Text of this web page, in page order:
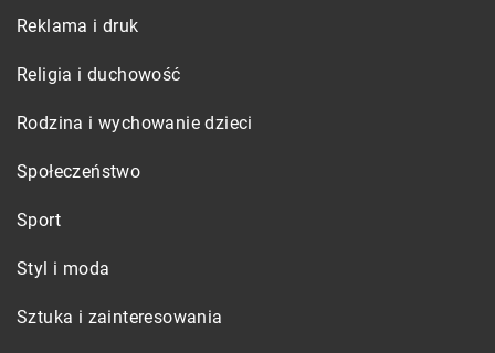
Reklama i druk
Religia i duchowość
Rodzina i wychowanie dzieci
Społeczeństwo
Sport
Styl i moda
Sztuka i zainteresowania